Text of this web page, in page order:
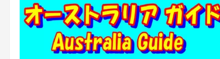
ま
と
め
｜
64GB
小
型
レ